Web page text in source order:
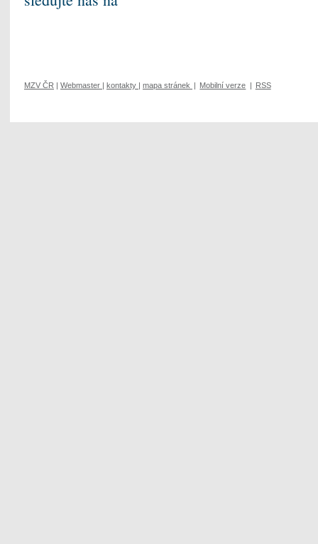
MZV ČR | Webmaster | kontakty | mapa stránek | Mobilní verze | RSS